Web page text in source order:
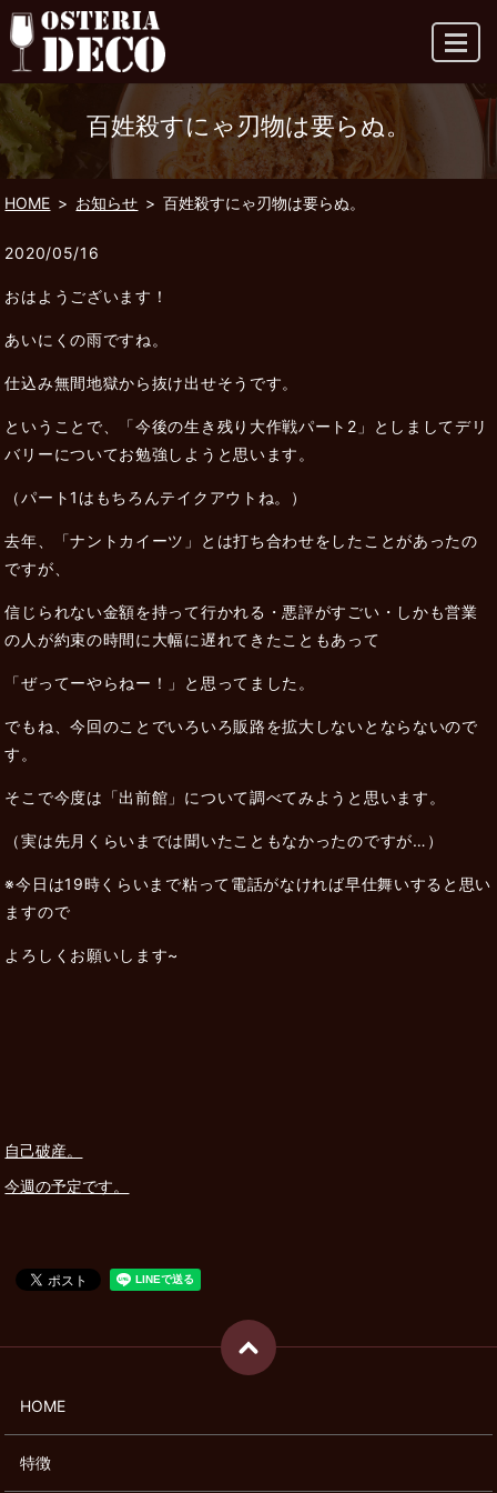
MENU
百姓殺すにゃ刃物は要らぬ。
HOME お知らせ 百姓殺すにゃ刃物は要らぬ。
2020/05/16
おはようございます！
あいにくの雨ですね。
仕込み無間地獄から抜け出せそうです。
ということで、「今後の生き残り大作戦パート2」としましてデリ
バリーについてお勉強しようと思います。
（パート1はもちろんテイクアウトね。）
去年、「ナントカイーツ」とは打ち合わせをしたことがあったの
ですが、
信じられない金額を持って行かれる・悪評がすごい・しかも営業
の人が約束の時間に大幅に遅れてきたこともあって
「ぜってーやらねー！」と思ってました。
でもね、今回のことでいろいろ販路を拡大しないとならないので
す。
そこで今度は「出前館」について調べてみようと思います。
（実は先月くらいまでは聞いたこともなかったのですが…）
※今日は19時くらいまで粘って電話がなければ早仕舞いすると思い
ますので
よろしくお願いします~
自己破産。
今週の予定です。
HOME
特徴